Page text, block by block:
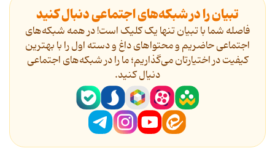
تبیان را در شبکه‌های اجتماعی دنبال کنید
فاصله شما با تبیان تنها یک کلیک است! در همه شبکه‌های
اجتماعی حاضریم و محتواهای داغ و دسته اول را با بهترین
کیفیت در اختیارتان می‌گذاریم؛ ما را در شبکه‌های اجتماعی
دنیال کنید.